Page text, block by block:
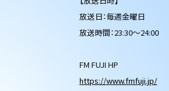
放送日：毎週金曜日
放送時間：23:30～24:00
FM FUJI HP
https://www.fmfuji.jp/